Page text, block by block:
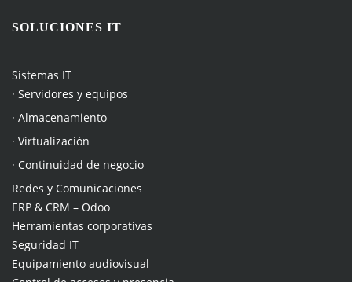
SOLUCIONES IT
Sistemas IT
· Servidores y equipos
· Almacenamiento
· Virtualización
· Continuidad de negocio
Redes y Comunicaciones
ERP & CRM – Odoo
Herramientas corporativas
Seguridad IT
Equipamiento audiovisual